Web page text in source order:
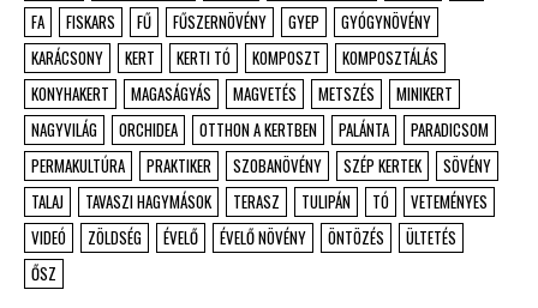
FA
FISKARS FŰ FŰSZERNÖVÉNY GYEP
GYÓGYNÖVÉNY
KARÁCSONY
KERT KERTI TÓ KOMPOSZT
KOMPOSZTÁLÁS
KONYHAKERT
MAGASÁGYÁS MAGVETÉS METSZÉS
MINIKERT
NAGYVILÁG
ORCHIDEA OTTHON A KERTBEN PALÁNTA
PARADICSOM
PERMAKULTÚRA
PRAKTIKER SZOBANÖVÉNY SZÉP KERTEK
SÖVÉNY
TALAJ
TAVASZI HAGYMÁSOK TERASZ TULIPÁN TÓ
VETEMÉNYES
VIDEÓ
ZÖLDSÉG ÉVELŐ ÉVELŐ NÖVÉNY ÖNTÖZÉS
ÜLTETÉS
ŐSZ